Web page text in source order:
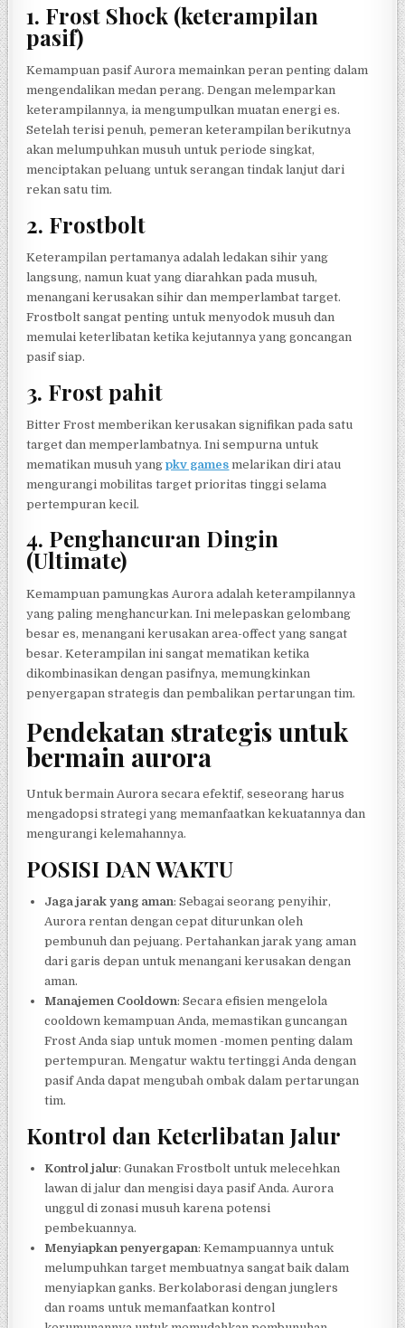
1. Frost Shock (keterampilan
pasif)
Kemampuan pasif Aurora memainkan peran penting dalam
mengendalikan medan perang. Dengan melemparkan
keterampilannya, ia mengumpulkan muatan energi es.
Setelah terisi penuh, pemeran keterampilan berikutnya
akan melumpuhkan musuh untuk periode singkat,
menciptakan peluang untuk serangan tindak lanjut dari
rekan satu tim.
2. Frostbolt
Keterampilan pertamanya adalah ledakan sihir yang
langsung, namun kuat yang diarahkan pada musuh,
menangani kerusakan sihir dan memperlambat target.
Frostbolt sangat penting untuk menyodok musuh dan
memulai keterlibatan ketika kejutannya yang goncangan
pasif siap.
3. Frost pahit
Bitter Frost memberikan kerusakan signifikan pada satu
target dan memperlambatnya. Ini sempurna untuk
mematikan musuh yangpkv games melarikan diri atau
mengurangi mobilitas target prioritas tinggi selama
pertempuran kecil.
4. Penghancuran Dingin
(Ultimate)
Kemampuan pamungkas Aurora adalah keterampilannya
yang paling menghancurkan. Ini melepaskan gelombang
besar es, menangani kerusakan area-offect yang sangat
besar. Keterampilan ini sangat mematikan ketika
dikombinasikan dengan pasifnya, memungkinkan
penyergapan strategis dan pembalikan pertarungan tim.
Pendekatan strategis untuk
bermain aurora
Untuk bermain Aurora secara efektif, seseorang harus
mengadopsi strategi yang memanfaatkan kekuatannya dan
mengurangi kelemahannya.
POSISI DAN WAKTU
Jaga jarak yang aman: Sebagai seorang penyihir,
Aurora rentan dengan cepat diturunkan oleh
pembunuh dan pejuang. Pertahankan jarak yang aman
dari garis depan untuk menangani kerusakan dengan
aman.
Manajemen Cooldown: Secara efisien mengelola
cooldown kemampuan Anda, memastikan guncangan
Frost Anda siap untuk momen -momen penting dalam
pertempuran. Mengatur waktu tertinggi Anda dengan
pasif Anda dapat mengubah ombak dalam pertarungan
tim.
Kontrol dan Keterlibatan Jalur
Kontrol jalur: Gunakan Frostbolt untuk melecehkan
lawan di jalur dan mengisi daya pasif Anda. Aurora
unggul di zonasi musuh karena potensi
pembekuannya.
Menyiapkan penyergapan: Kemampuannya untuk
melumpuhkan target membuatnya sangat baik dalam
menyiapkan ganks. Berkolaborasi dengan junglers
dan roams untuk memanfaatkan kontrol